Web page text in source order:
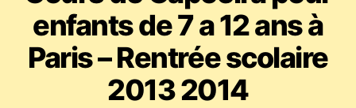
enfants de 7 a 12 ans à
Paris – Rentrée scolaire
2013 2014